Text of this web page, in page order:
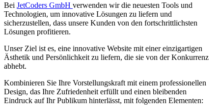
Bei JetCoders GmbH verwenden wir die neuesten Tools und
Technologien, um innovative Lösungen zu liefern und
sicherzustellen, dass unsere Kunden von den fortschrittlichsten
Lösungen profitieren.
Unser Ziel ist es, eine innovative Website mit einer einzigartigen
Ästhetik und Persönlichkeit zu liefern, die sie von der Konkurrenz
abhebt.
Kombinieren Sie Ihre Vorstellungskraft mit einem professionellen
Design, das Ihre Zufriedenheit erfüllt und einen bleibenden
Eindruck auf Ihr Publikum hinterlässt, mit folgenden Elementen: